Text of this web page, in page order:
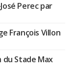
Perec par
François Villon
Stade Max